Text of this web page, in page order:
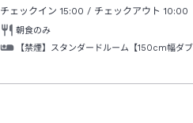
チェックイン15:00 / チェックアウト 10:00
朝食のみ
【禁煙】スタンダードルーム【150cm幅ダブ